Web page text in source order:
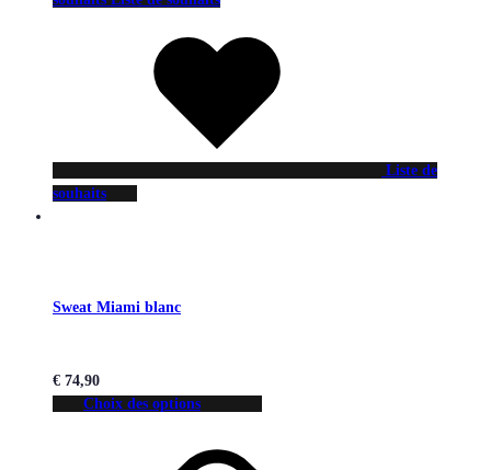
Liste de
souhaits
Sweat Miami blanc
€ 74,90
Choix des options